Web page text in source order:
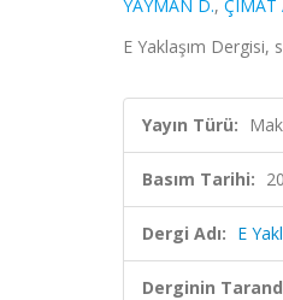
YAYMAN D., ÇIMAT
E Yaklaşım Dergisi,
Yayın Türü:
Basım Tarihi:
Dergi Adı: E
Derginin